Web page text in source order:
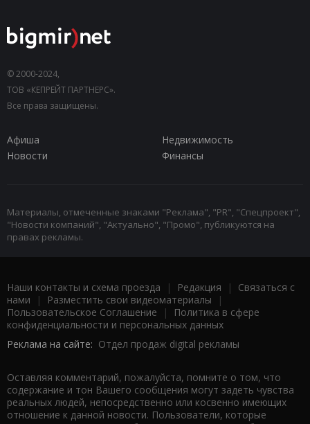
© 2000-2024,
ТОВ «КЕПРЕЙТ ПАРТНЕРС».
Все права защищены.
Афиша
Недвижимость
Новости
Финансы
Материалы, отмеченные знаками "Реклама", "PR", "Спецпроект",
"Новости компаний", "Актуально", "Промо", публикуются на
правах рекламы.
Наши контакты и схема проезда | Редакция | Связаться с
нами | Разместить свои видеоматериалы |
Пользовательское Соглашение |
Политика в сфере
конфиденциальности и персональных данных
Реклама на сайте: Отдел продаж digital рекламы
Оставляя комментарий, пожалуйста, помните о том, что
содержание и тон Вашего сообщения могут задеть чувства
реальных людей, непосредственно или косвенно имеющих
отношение к данной новости. Пользователи, которые